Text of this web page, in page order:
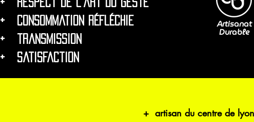
+ respect de l'art du geste
+ consommation réfléchie
+ transmission
+ satisfaction
Artisanat
Durable
+ artisan du centre de lyon